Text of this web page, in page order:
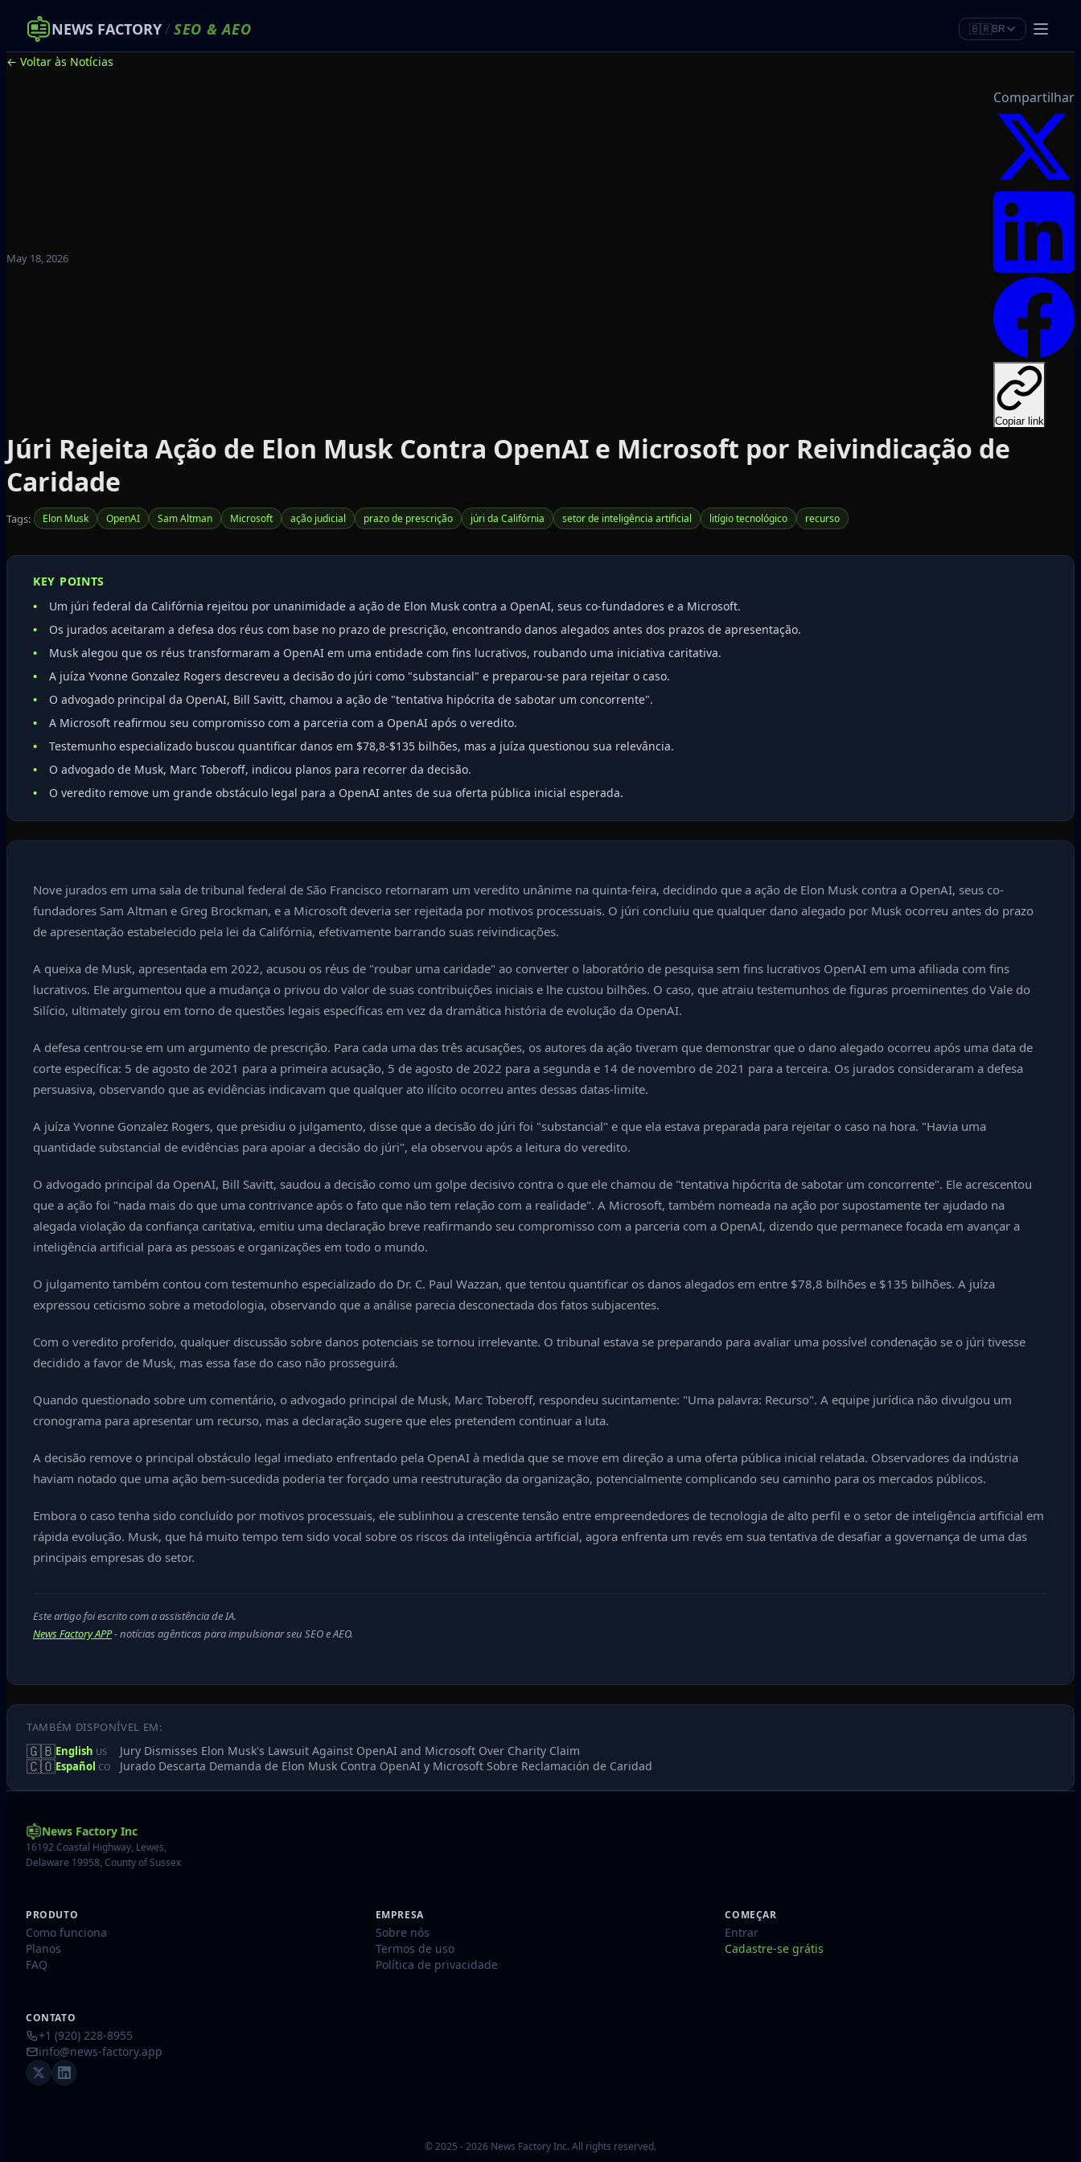
NEWS FACTORY/ SEO &AEO 🇧🇷BR
← Voltar às Notícias
May 18, 2026
Compartilhar
Copiar link
Júri Rejeita Ação de Elon Musk Contra OpenAI e Microsoft por Reivindicação de
Caridade
Tags: Elon Musk OpenAI Sam Altman Microsoft ação judicial prazo de prescrição júri da Califórnia setor de inteligência artificial litígio tecnológico recurso
KEY POINTS
Um júri federal da Califórnia rejeitou por unanimidade a ação de Elon Musk contra a OpenAI, seus co-fundadores e a Microsoft.
Os jurados aceitaram a defesa dos réus com base no prazo de prescrição, encontrando danos alegados antes dos prazos de apresentação.
Musk alegou que os réus transformaram a OpenAI em uma entidade com fins lucrativos, roubando uma iniciativa caritativa.
A juíza Yvonne Gonzalez Rogers descreveu a decisão do júri como "substancial" e preparou-se para rejeitar o caso.
O advogado principal da OpenAI, Bill Savitt, chamou a ação de "tentativa hipócrita de sabotar um concorrente".
A Microsoft reafirmou seu compromisso com a parceria com a OpenAI após o veredito.
Testemunho especializado buscou quantificar danos em $78,8-$135 bilhões, mas a juíza questionou sua relevância.
O advogado de Musk, Marc Toberoff, indicou planos para recorrer da decisão.
O veredito remove um grande obstáculo legal para a OpenAI antes de sua oferta pública inicial esperada.
Nove jurados em uma sala de tribunal federal de São Francisco retornaram um veredito unânime na quinta-feira, decidindo que a ação de Elon Musk contra a OpenAI, seus co-
fundadores Sam Altman e Greg Brockman, e a Microsoft deveria ser rejeitada por motivos processuais. O júri concluiu que qualquer dano alegado por Musk ocorreu antes do prazo
de apresentação estabelecido pela lei da Califórnia, efetivamente barrando suas reivindicações.
A queixa de Musk, apresentada em 2022, acusou os réus de "roubar uma caridade" ao converter o laboratório de pesquisa sem fins lucrativos OpenAI em uma afiliada com fins
lucrativos. Ele argumentou que a mudança o privou do valor de suas contribuições iniciais e lhe custou bilhões. O caso, que atraiu testemunhos de figuras proeminentes do Vale do
Silício, ultimately girou em torno de questões legais específicas em vez da dramática história de evolução da OpenAI.
A defesa centrou-se em um argumento de prescrição. Para cada uma das três acusações, os autores da ação tiveram que demonstrar que o dano alegado ocorreu após uma data de
corte específica: 5 de agosto de 2021 para a primeira acusação, 5 de agosto de 2022 para a segunda e 14 de novembro de 2021 para a terceira. Os jurados consideraram a defesa
persuasiva, observando que as evidências indicavam que qualquer ato ilícito ocorreu antes dessas datas-limite.
A juíza Yvonne Gonzalez Rogers, que presidiu o julgamento, disse que a decisão do júri foi "substancial" e que ela estava preparada para rejeitar o caso na hora. "Havia uma
quantidade substancial de evidências para apoiar a decisão do júri", ela observou após a leitura do veredito.
O advogado principal da OpenAI, Bill Savitt, saudou a decisão como um golpe decisivo contra o que ele chamou de "tentativa hipócrita de sabotar um concorrente". Ele acrescentou
que a ação foi "nada mais do que uma contrivance após o fato que não tem relação com a realidade". A Microsoft, também nomeada na ação por supostamente ter ajudado na
alegada violação da confiança caritativa, emitiu uma declaração breve reafirmando seu compromisso com a parceria com a OpenAI, dizendo que permanece focada em avançar a
inteligência artificial para as pessoas e organizações em todo o mundo.
O julgamento também contou com testemunho especializado do Dr. C. Paul Wazzan, que tentou quantificar os danos alegados em entre $78,8 bilhões e $135 bilhões. A juíza
expressou ceticismo sobre a metodologia, observando que a análise parecia desconectada dos fatos subjacentes.
Com o veredito proferido, qualquer discussão sobre danos potenciais se tornou irrelevante. O tribunal estava se preparando para avaliar uma possível condenação se o júri tivesse
decidido a favor de Musk, mas essa fase do caso não prosseguirá.
Quando questionado sobre um comentário, o advogado principal de Musk, Marc Toberoff, respondeu sucintamente: "Uma palavra: Recurso". A equipe jurídica não divulgou um
cronograma para apresentar um recurso, mas a declaração sugere que eles pretendem continuar a luta.
A decisão remove o principal obstáculo legal imediato enfrentado pela OpenAI à medida que se move em direção a uma oferta pública inicial relatada. Observadores da indústria
haviam notado que uma ação bem-sucedida poderia ter forçado uma reestruturação da organização, potencialmente complicando seu caminho para os mercados públicos.
Embora o caso tenha sido concluído por motivos processuais, ele sublinhou a crescente tensão entre empreendedores de tecnologia de alto perfil e o setor de inteligência artificial em
rápida evolução. Musk, que há muito tempo tem sido vocal sobre os riscos da inteligência artificial, agora enfrenta um revés em sua tentativa de desafiar a governança de uma das
principais empresas do setor.
Este artigo foi escrito com a assistência de IA.
News Factory APP- notícias agênticas para impulsionar seu SEO e AEO.
TAMBÉM DISPONÍVEL EM:
🇬🇧English US Jury Dismisses Elon Musk's Lawsuit Against OpenAI and Microsoft Over Charity Claim
🇨🇴Español CO Jurado Descarta Demanda de Elon Musk Contra OpenAI y Microsoft Sobre Reclamación de Caridad
News Factory Inc
16192 Coastal Highway, Lewes,
Delaware 19958, County of Sussex
PRODUTO
Como funciona
Planos
FAQ
EMPRESA
Sobre nós
Termos de uso
Política de privacidade
COMEÇAR
Entrar
Cadastre-se grátis
CONTATO
+1 (920) 228-8955
info@news-factory.app
© 2025 - 2026 News Factory Inc. All rights reserved.